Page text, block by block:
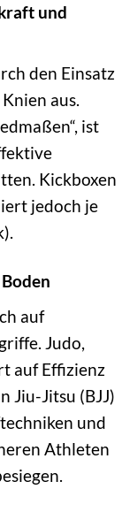
und
den Einsatz
aus.
ist
Kickboxen
jedoch je
auf
Judo,
auf Effizienz
Jiu-Jitsu (BJJ)
und
Athleten